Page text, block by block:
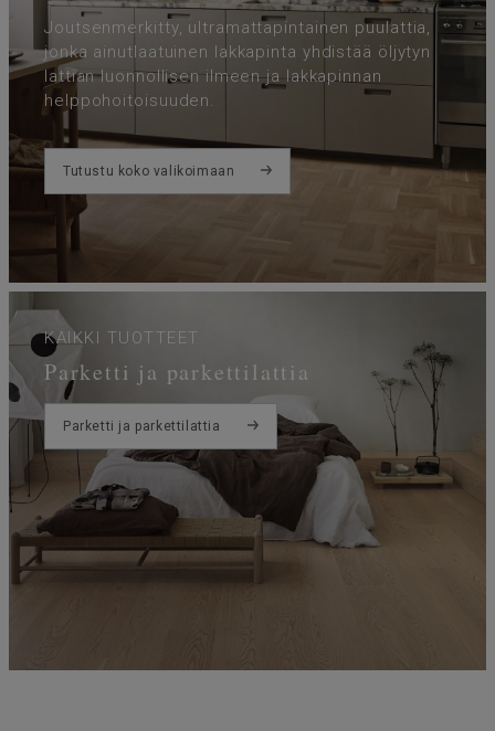
Joutsenmerkitty, ultramattapintainen puulattia,
jonka ainutlaatuinen lakkapinta yhdistää öljytyn
lattian luonnollisen ilmeen ja lakkapinnan
helppohoitoisuuden.
Tutustu koko valikoimaan
KAIKKI TUOTTEET
Parketti ja parkettilattia
Parketti ja parkettilattia